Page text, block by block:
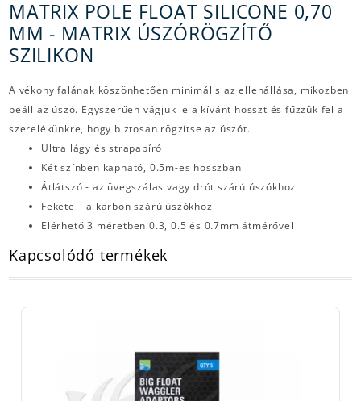
MATRIX POLE FLOAT SILICONE 0,70
MM - MATRIX ÚSZÓRÖGZÍTŐ
SZILIKON
A vékony falának köszönhetően minimális az ellenállása, mikozben
beáll az úszó. Egyszerűen vágjuk le a kívánt hosszt és fűzzük fel a
szerelékünkre, hogy biztosan rögzítse az úszót.
Ultra lágy és strapabíró
Két színben kapható, 0.5m-es hosszban
Átlátszó - az üvegszálas vagy drót szárú úszókhoz
Fekete – a karbon szárú úszókhoz
Elérhető 3 méretben 0.3, 0.5 és 0.7mm átmérővel
Kapcsolódó termékek